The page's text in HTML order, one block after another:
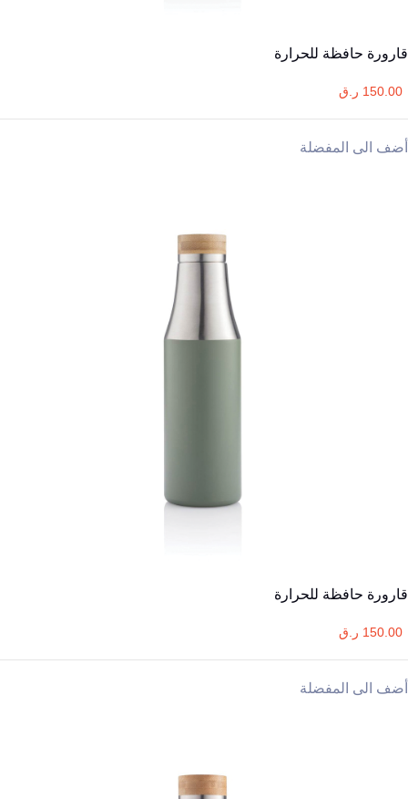
قارورة حافظة للحرارة
150.00 ر.ق
أضف الى المفضلة
قارورة حافظة للحرارة
150.00 ر.ق
أضف الى المفضلة